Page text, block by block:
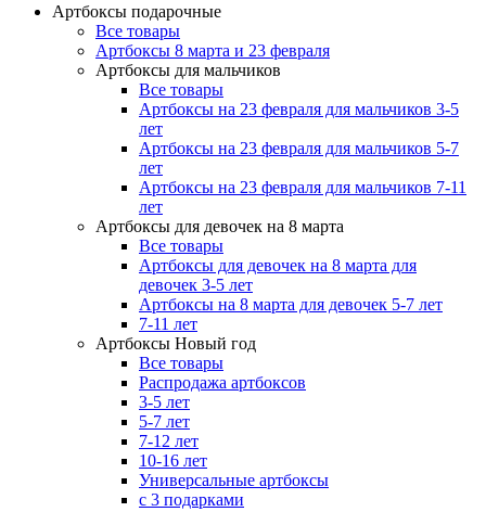
Артбоксы подарочные
Все товары
Артбоксы 8 марта и 23 февраля
Артбоксы для мальчиков
Все товары
Артбоксы на 23 февраля для мальчиков 3-5
лет
Артбоксы на 23 февраля для мальчиков 5-7
лет
Артбоксы на 23 февраля для мальчиков 7-11
лет
Артбоксы для девочек на 8 марта
Все товары
Артбоксы для девочек на 8 марта для
девочек 3-5 лет
Артбоксы на 8 марта для девочек 5-7 лет
7-11 лет
Артбоксы Новый год
Все товары
Распродажа артбоксов
3-5 лет
5-7 лет
7-12 лет
10-16 лет
Универсальные артбоксы
с 3 подарками